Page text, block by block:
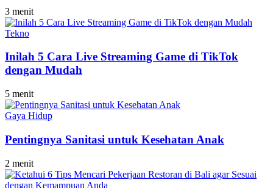
3 menit
Tekno
Inilah 5 Cara Live Streaming Game di TikTok
dengan Mudah
5 menit
Gaya Hidup
Pentingnya Sanitasi untuk Kesehatan Anak
2 menit